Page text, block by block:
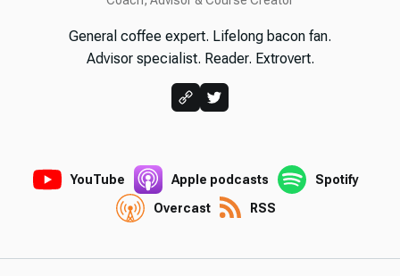
General coffee expert. Lifelong bacon fan.
Advisor specialist. Reader. Extrovert.
YouTube Apple podcasts
Spotify
Overcast
RSS